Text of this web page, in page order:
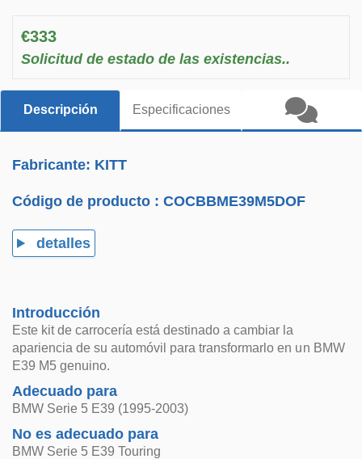
€333
Solicitud de estado de las existencias..
Descripción Especificaciones
Fabricante: KITT
Código de producto :COCBBME39M5DOF
detalles
Introducción
Este kit de carrocería está destinado a cambiar la
apariencia de su automóvil para transformarlo en un BMW
E39 M5 genuino.
Adecuado para
BMW Serie 5 E39 (1995-2003)
No es adecuado para
BMW Serie 5 E39 Touring